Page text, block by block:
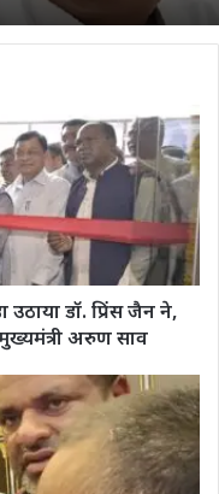
उठाया डॉ. प्रिंस जैन ने,
अरुण साव